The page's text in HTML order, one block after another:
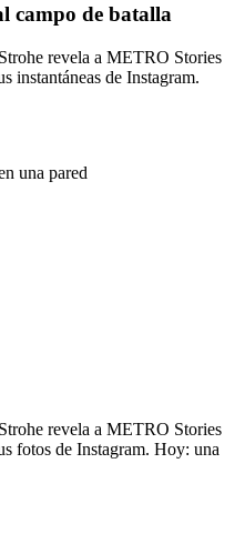
campo de batalla
revela a METRO Stories
instantáneas de Instagram.
revela a METRO Stories
fotos de Instagram. Hoy: una